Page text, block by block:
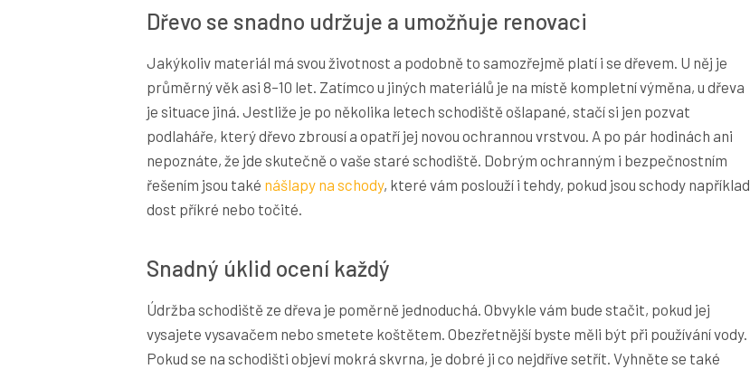
Dřevo se snadno udržuje a umožňuje renovaci
Jakýkoliv materiál má svou životnost a podobně to samozřejmě platí i se dřevem. U něj je
průměrný věk asi 8–10 let. Zatímco u jiných materiálů je na místě kompletní výměna, u dřeva
je situace jiná. Jestliže je po několika letech schodiště ošlapané, stačí si jen pozvat
podlaháře, který dřevo zbrousí a opatří jej novou ochrannou vrstvou. A po pár hodinách ani
nepoznáte, že jde skutečně o vaše staré schodiště. Dobrým ochranným i bezpečnostním
řešením jsou také nášlapy na schody, které vám poslouží i tehdy, pokud jsou schody například
dost příkré nebo točité.
Snadný úklid ocení každý
Údržba schodiště ze dřeva je poměrně jednoduchá. Obvykle vám bude stačit, pokud jej
vysajete vysavačem nebo smetete koštětem. Obezřetnější byste měli být při používání vody.
Pokud se na schodišti objeví mokrá skvrna, je dobré ji co nejdříve setřít. Vyhněte se také